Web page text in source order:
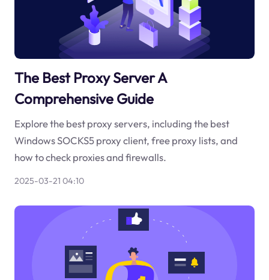
The Best Proxy Server A
Comprehensive Guide
Explore the best proxy servers, including the best
Windows SOCKS5 proxy client, free proxy lists, and
how to check proxies and firewalls.
2025-03-21 04:10